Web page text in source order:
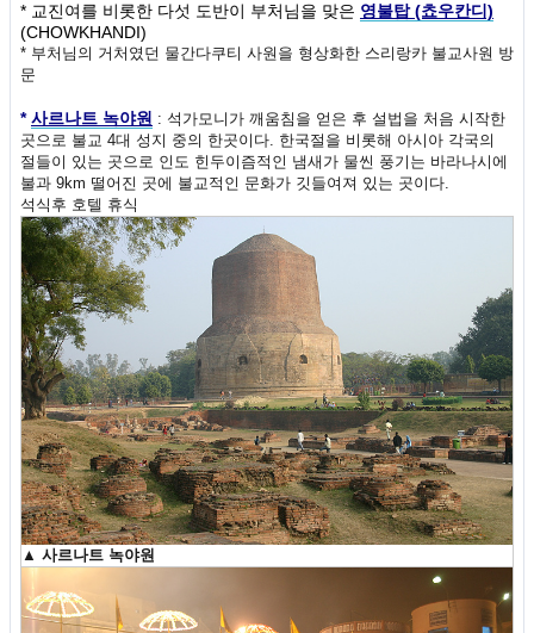
* 교진여를 비롯한 다섯 도반이 부처님을 맞은 영불탑 (쵸우칸디)
(CHOWKHANDI)
* 부처님의 거처였던 물간다쿠티 사원을 형상화한 스리랑카 불교사원 방
문
*사르나트 녹야원 : 석가모니가 깨움침을 얻은 후 설법을 처음 시작한
곳으로 불교 4대 성지 중의 한곳이다. 한국절을 비롯해 아시아 각국의
절들이 있는 곳으로 인도 힌두이즘적인 냄새가 물씬 풍기는 바라나시에
불과 9km 떨어진 곳에 불교적인 문화가 깃들여져 있는 곳이다.
석식후 호텔 휴식
▲ 사르나트 녹야원